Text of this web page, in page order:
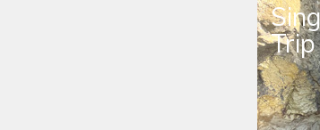
Trip